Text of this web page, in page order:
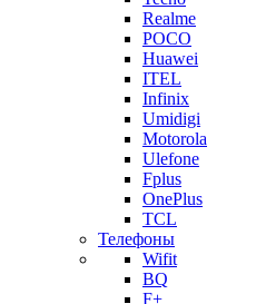
Realme
POCO
Huawei
ITEL
Infinix
Umidigi
Motorola
Ulefone
Fplus
OnePlus
TCL
Телефоны
Wifit
BQ
F+